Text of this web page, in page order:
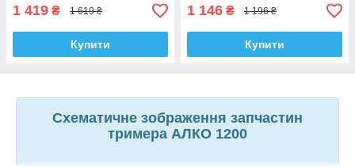
1 419 ₴ 1 619 ₴
Купити
1 146 ₴ 1 196 ₴
Купити
Схематичне зображення запчастин
тримера АЛКО 1200